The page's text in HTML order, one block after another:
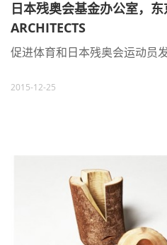
日本残奥会基金办公室，
ARCHITECTS
促进体育和日本残奥会运动员
2015-12-25